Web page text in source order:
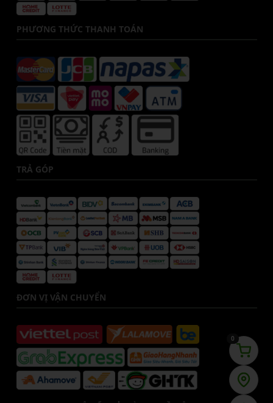
PHƯƠNG THỨC THANH TOÁN
TRẢ GÓP
ĐƠN VỊ VẬN CHUYỂN
0